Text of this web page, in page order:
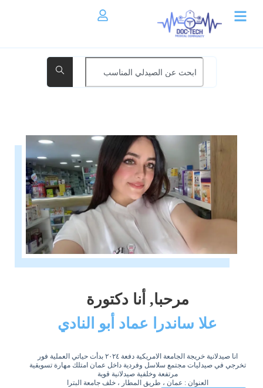
مرحبا, أنا دكتورة
علا ساندرا عماد أبو النادي
انا صيدلانية خريجة الجامعة الامريكية دفعة ٢٠٢٤ بدأت حياتي العملية فور
تخرجي في صيدليات مجتمع سلاسل وفردية داخل عمان امتلك مهارة تسويقية
مرتفعة وخلفية صيدلانية قوية
العنوان : عمان ، طريق المطار ، خلف جامعة البترا